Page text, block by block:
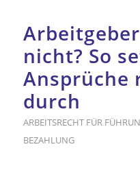
nicht? So
Ansprüche
durch
ARBEITSRECHT FÜR
BEZAHLUNG